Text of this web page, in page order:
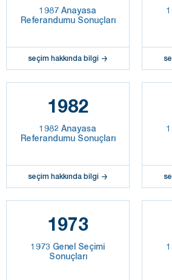
1987 Anayasa
Referandumu Sonuçları
seçim hakkında bilgi
1982
1982 Anayasa
Referandumu Sonuçları
seçim hakkında bilgi
1973
1973 Genel Seçimi
Sonuçları